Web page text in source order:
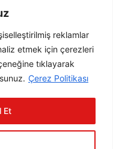
reklamlar
etmek için çerezleri
tıklayarak
Çerez Politikası
Et